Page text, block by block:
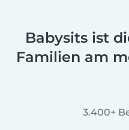
Babysits ist
Familien am
3.400+